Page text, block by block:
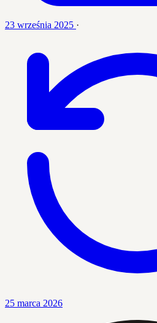
23 września 2025 ·
25 marca 2026